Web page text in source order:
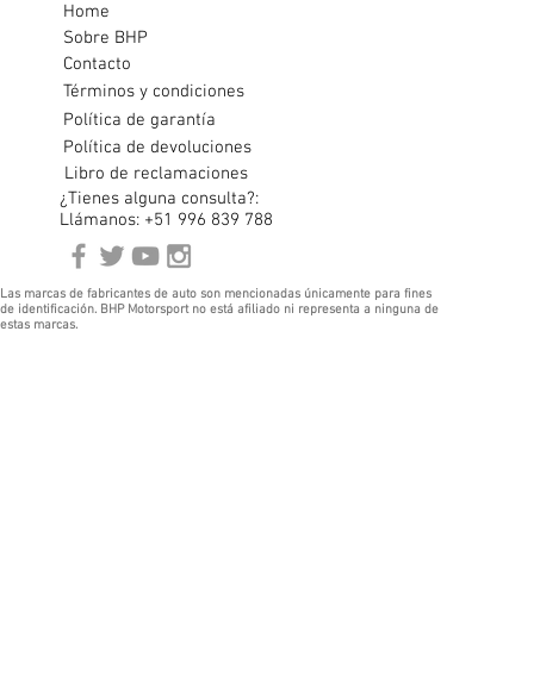
Home
Sobre BHP
Contacto
Términos y condiciones
Política de garantía
Política de devoluciones
Libro de reclamaciones
¿Tienes alguna consulta?:
Llámanos: +51 996 839 788
Las marcas de fabricantes de auto son mencionadas únicamente para fines
de identificación. BHP Motorsport no está afiliado ni representa a ninguna de
estas marcas.